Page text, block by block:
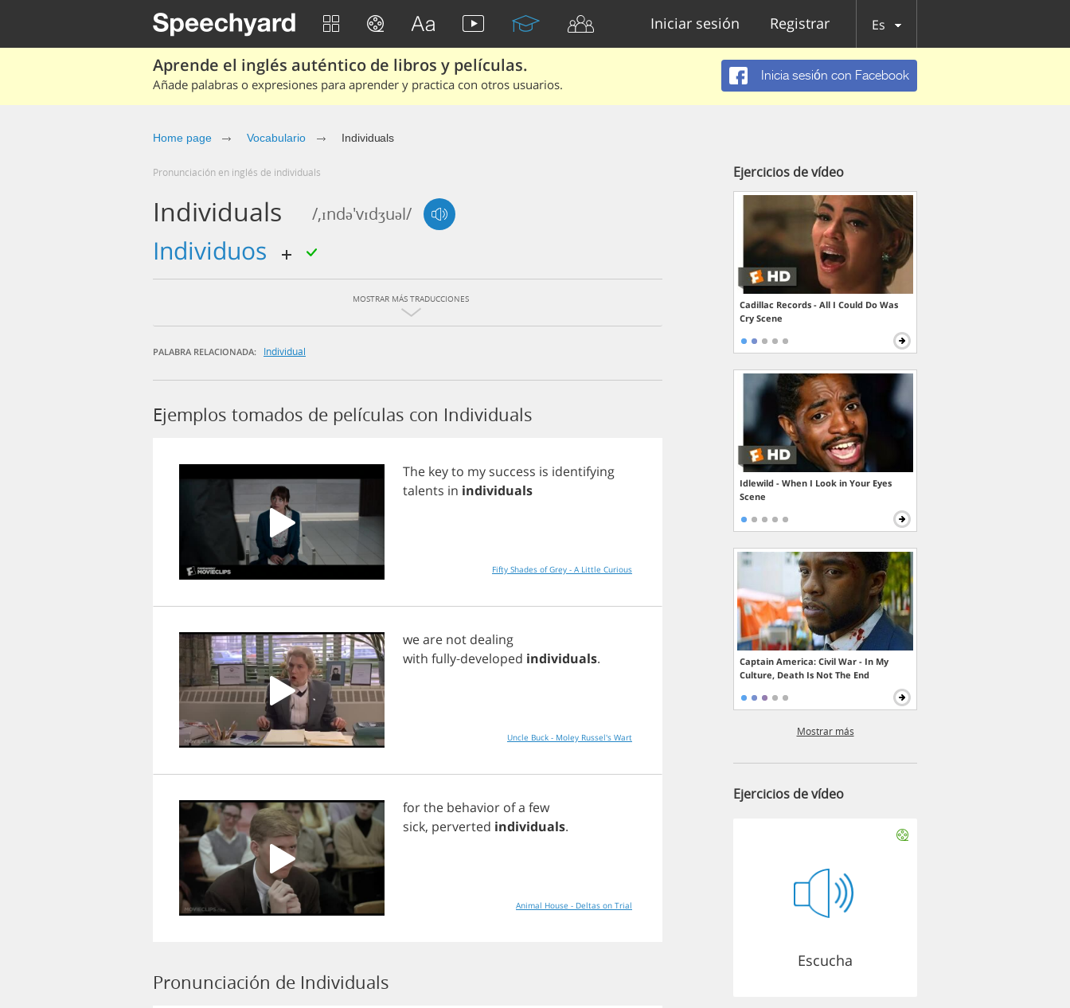
Iniciar sesión Registrar Es
Aprende el inglés auténtico de libros y películas.
Añade palabras o expresiones para aprender y practica con otros usuarios.
Inicia sesión con Facebook
Home page Vocabulario Individuals
Pronunciación en inglés de individuals
Individuals /,ɪndə'vɪdʒuəl/
individuos
MOSTRAR MÁS TRADUCCIONES
PALABRA RELACIONADA: Individual
Ejemplos tomados de películas con Individuals
The keyto my success is identifying
talents in individuals
Fifty Shades of Grey - A Little Curious
weare not dealing
with fully-developed individuals.
Uncle Buck - Moley Russel's Wart
forthe behavior ofa few
sick, perverted individuals.
Animal House - Deltas on Trial
Pronunciación de Individuals
Ejercicios de vídeo
Cadillac Records - All I Could Do Was
Cry Scene
Idlewild - When I Look in Your Eyes
Scene
Captain America: Civil War - In My
Culture, Death Is Not The End
Mostrar más
Ejercicios de vídeo
Escucha